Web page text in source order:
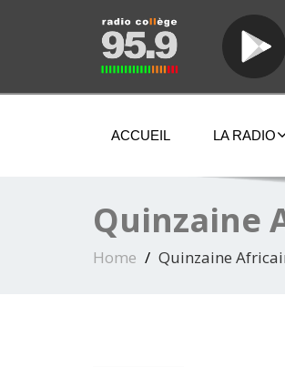
ACCUEIL LA RADIO
Quinzaine
Home Quinzaine